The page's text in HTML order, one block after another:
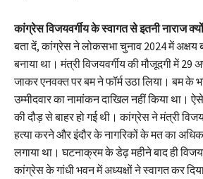
कांग्रेस विजयवर्गीय के स्वागत से इतनी नाराज
बता दें, कांग्रेस ने लोकसभा चुनाव 2024 में अक्षय
बनाया था। मंत्री विजयवर्गीय की मौजूदगी में
जाकर एनवक्त पर बम ने फॉर्म उठा लिया। बम के
उम्मीदवार का नामांकन दाखिल नहीं किया था।
की दौड़ से बाहर हो गई थी। कांग्रेस ने मंत्री
हत्या करने और इंदौर के नागरिकों के मत का
लगाया था। घटनाक्रम के डेढ़ महीने बाद ही
कांग्रेस के गांधी भवन में अध्यक्षों ने स्वागत कर